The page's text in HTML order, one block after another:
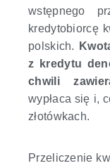
wstępnego
kredytobiorcę
polskich.
z kredytu
chwili
wypłaca się i,
złotówkach.
Przeliczenie